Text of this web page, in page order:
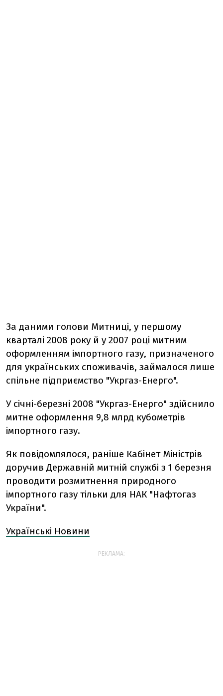
За даними голови Митниці, у першому
кварталі 2008 року й у 2007 році митним
оформленням імпортного газу, призначеного
для українських споживачів, займалося лише
спільне підприємство "Укргаз-Енерго".
У січні-березні 2008 "Укргаз-Енерго" здійснило
митне оформлення 9,8 млрд кубометрів
імпортного газу.
Як повідомлялося, раніше Кабінет Міністрів
доручив Державній митній службі з 1 березня
проводити розмитнення природного
імпортного газу тільки для НАК "Нафтогаз
України".
Українські Новини
РЕКЛАМА: